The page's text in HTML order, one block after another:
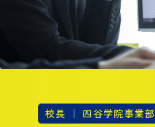
校長 ｜ 四谷学院事業部